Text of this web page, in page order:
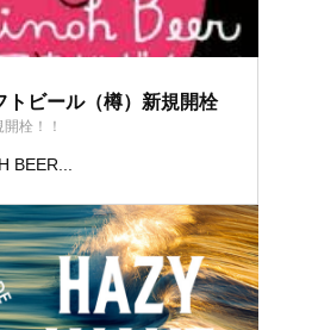
トビール（樽）新規開栓
開栓！！
BEER...